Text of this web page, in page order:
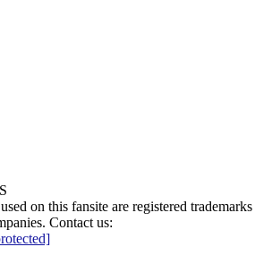
on this fansite are registered trademarks
Contact us: